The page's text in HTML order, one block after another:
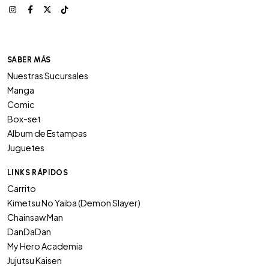
SABER MÁS
Nuestras Sucursales
Manga
Comic
Box-set
Album de Estampas
Juguetes
LINKS RÁPIDOS
Carrito
Kimetsu No Yaiba (Demon Slayer)
Chainsaw Man
DanDaDan
My Hero Academia
Jujutsu Kaisen